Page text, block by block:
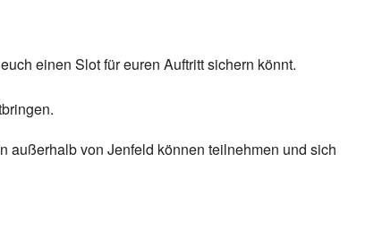
einen Slot für euren Auftritt sichern könnt.
außerhalb von Jenfeld können teilnehmen und sich